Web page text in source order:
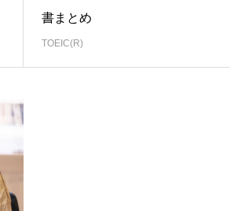
書まとめ
TOEIC(R)